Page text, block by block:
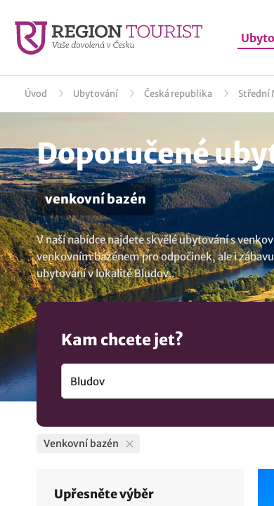
Úvod Ubytování Česká republika Střední
Doporučené
venkovní bazén
V naší nabídce najdete skvělé ubytování s
venkovním bazénem pro odpočinek, ale i
ubytování v lokalitě Bludov..
Kam chcete jet?
Venkovní bazén
Upřesněte výběr